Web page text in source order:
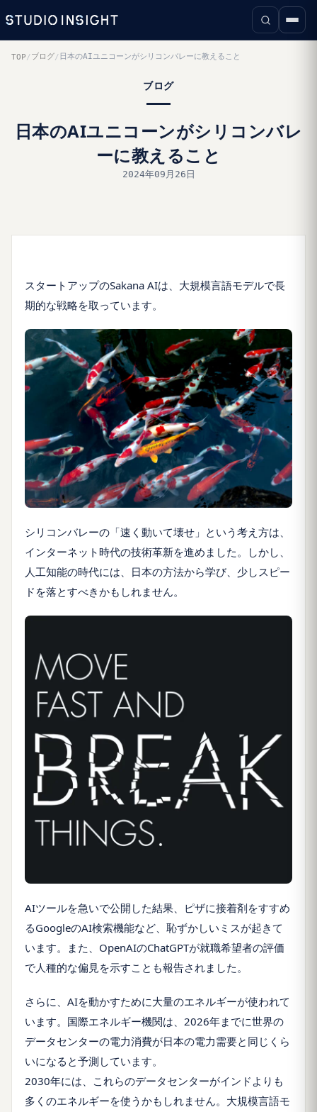
TOP /ブログ/ 日本のAIユニコーンがシリコンバレーに教えること
ブログ
日本のAIユニコーンがシリコンバレ
ーに教えること
2024年09月26日
スタートアップのSakana AIは、大規模言語モデルで長
期的な戦略を取っています。
シリコンバレーの「速く動いて壊せ」という考え方は、
インターネット時代の技術革新を進めました。しかし、
人工知能の時代には、日本の方法から学び、少しスピー
ドを落とすべきかもしれません。
AIツールを急いで公開した結果、ピザに接着剤をすすめ
るGoogleのAI検索機能など、恥ずかしいミスが起きて
います。また、OpenAIのChatGPTが就職希望者の評価
で人種的な偏見を示すことも報告されました。
さらに、AIを動かすために大量のエネルギーが使われて
います。国際エネルギー機関は、2026年までに世界の
データセンターの電力消費が日本の電力需要と同じくら
いになると予測しています。
2030年には、これらのデータセンターがインドよりも
多くのエネルギーを使うかもしれません。大規模言語モ